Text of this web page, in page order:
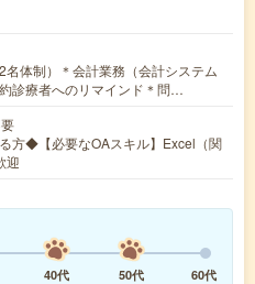
名体制）＊会計業務（会計システム
診療者へのリマインド＊問…
方◆【必要なOAスキル】Excel（関
迎
40代 50代
60代